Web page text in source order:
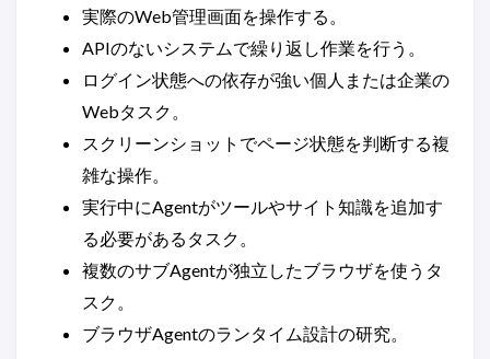
実際のWeb管理画面を操作する。
APIのないシステムで繰り返し作業を行う。
ログイン状態への依存が強い個人または企業の
Webタスク。
スクリーンショットでページ状態を判断する複
雑な操作。
実行中にAgentがツールやサイト知識を追加す
る必要があるタスク。
複数のサブAgentが独立したブラウザを使うタ
スク。
ブラウザAgentのランタイム設計の研究。